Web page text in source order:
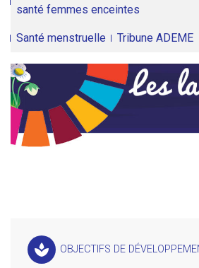
santé femmes enceintes
Santé menstruelle Tribune ADEME
spa OBJECTIFS DE